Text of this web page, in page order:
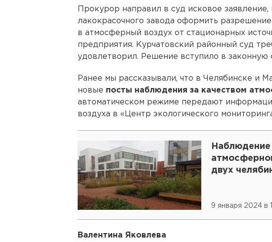
Прокурор направил в суд исковое
лакокрасочного завода оформить
в атмосферный воздух от стационарных
предприятия. Курчатовский районный суд
удовлетворил. Решение вступило в законную
Ранее мы рассказывали, что в Челябинске и
новые посты наблюдения за качеством
автоматическом режиме передают
воздуха в «Центр экологического
Наблюдение
двух
9 января 2024 в
Валентина Яковлева